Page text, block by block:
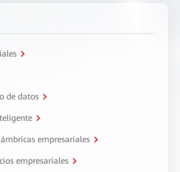
de datos
empresariales
empresariales